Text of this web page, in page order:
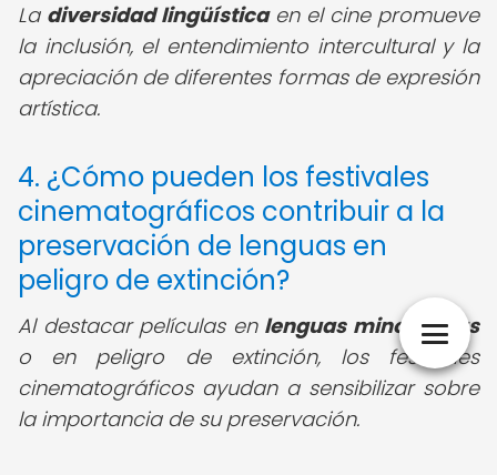
La diversidad lingüísticaen el cine promueve
la inclusión, el entendimiento intercultural y la
apreciación de diferentes formas de expresión
artística.
4. ¿Cómo pueden los festivales
cinematográficos contribuir a la
preservación de lenguas en
peligro de extinción?
Al destacar películas en lenguas minoritarias
o en peligro de extinción, los festivales
cinematográficos ayudan a sensibilizar sobre
la importancia de su preservación.